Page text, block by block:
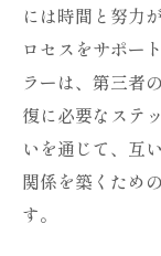
カウン
効果的
浮気問
浮気問題
の重要性
心の負
には時間と努力
ロセスをサポー
ラーは、第三者
復に必要なステ
いを通じて、互
関係を築くため
す。